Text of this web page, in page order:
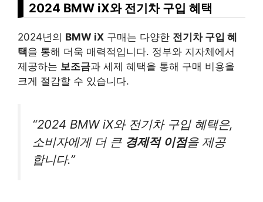
2024 BMW iX와 전기차 구입 혜택
2024년의 BMW iX 구매는 다양한 전기차 구입 혜
택을 통해 더욱 매력적입니다. 정부와 지자체에서
제공하는 보조금과 세제 혜택을 통해 구매 비용을
크게 절감할 수 있습니다.
“2024 BMW iX와 전기차 구입 혜택은,
소비자에게 더 큰 경제적 이점을 제공
합니다.”